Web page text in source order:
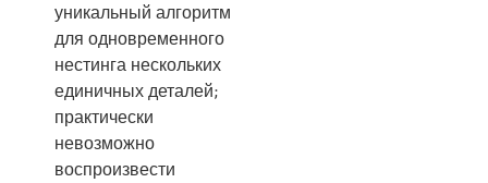
уникальный алгоритм
для одновременного
нестинга нескольких
единичных деталей;
практически
невозможно
воспроизвести